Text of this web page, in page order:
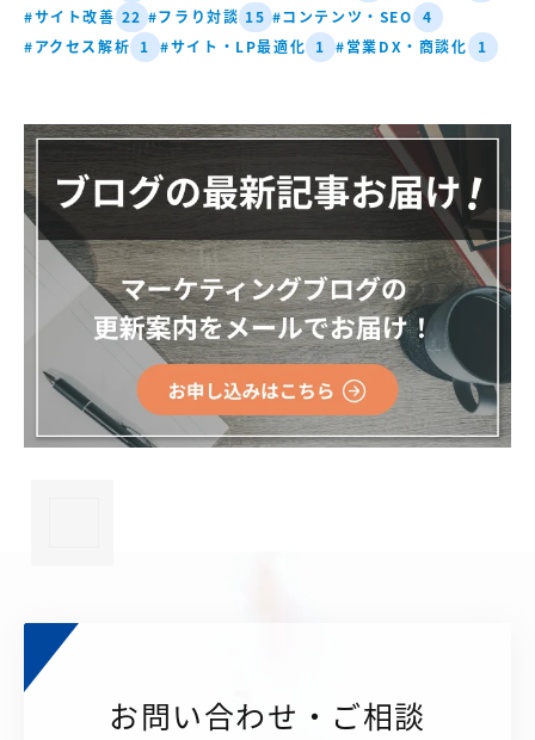
#サイト改善 22 #フラり対談 15 #コンテンツ・SEO 4
#アクセス解析 1 #サイト・LP最適化 1 #営業DX・商談化 1
×
お問い合わせ・ご相談